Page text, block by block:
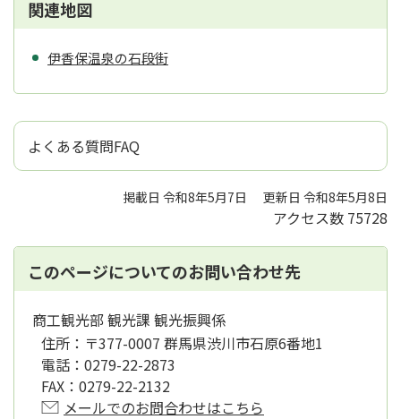
関連地図
伊香保温泉の石段街
よくある質問FAQ
掲載日 令和8年5月7日 更新日 令和8年5月8日
アクセス数 75728
このページについてのお問い合わせ先
商工観光部 観光課 観光振興係
住所： 〒377-0007 群馬県渋川市石原6番地1
電話： 0279-22-2873
FAX： 0279-22-2132
メールでのお問合わせはこちら